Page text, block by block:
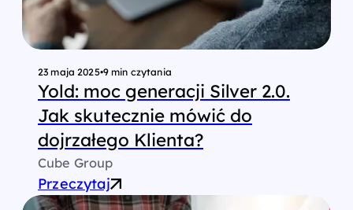
23 maja 2025•9 min czytania
Yold: moc generacji Silver 2.0.
Jak skutecznie mówić do
dojrzałego Klienta?
Cube Group
Przeczytaj